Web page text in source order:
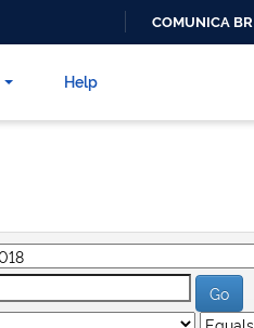
COMUNICA BR
Help